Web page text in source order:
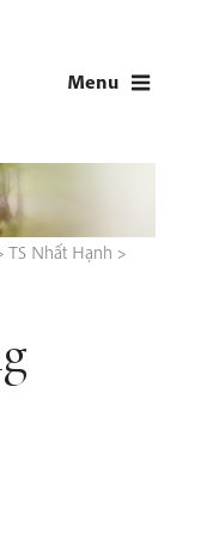
Menu
TS Nhất Hạnh >